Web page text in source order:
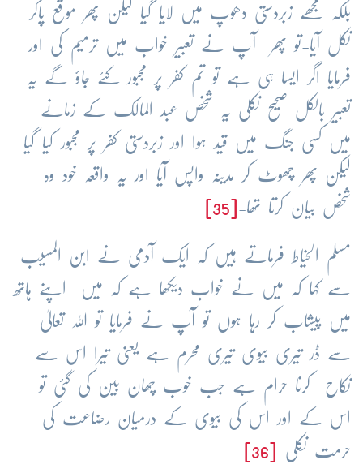
بلکہ مجھے زبردستی دھوپ میں لایا گیا لیکن پھر موقع پاکر
نکل آیا-تو پھر آپ نے تعبیر خواب میں ترمیم کی اور
فرمایا اگر ایسا ہی ہے تو تم کفر پر مجبور کئے جاؤ گے یہ
تعبیر بالکل صحیح نکلی یہ شخص عبد المالک کے زمانے
میں کسی جنگ میں قید ہوا اور زبردستی کفر پر مجبور کیا گیا
لیکن پھر چھوٹ کر مدینہ واپس آیا اور یہ واقعہ خود وہ
شخص بیان کرتا تھا-
مسلم الخیاط فرماتے ہیں کہ ایک آدمی نے ابن المسیب
سے کہا کہ میں نے خواب دیکھا ہے کہ میں اپنے ہاتھ
میں پیشاب کر رہا ہوں تو آپ نے فرمایا تو اللہ تعالیٰ
سے ڈر تیری بیوی تیری محرم ہے یعنی تیرا اس سے
نکاح کرنا حرام ہے جب خوب چھان بین کی گئی تو
اس کے اور اس کی بیوی کے درمیان رضاعت کی
حرمت نکلی-